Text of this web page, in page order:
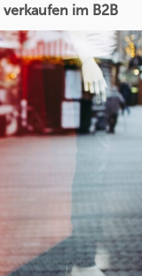
im B2B